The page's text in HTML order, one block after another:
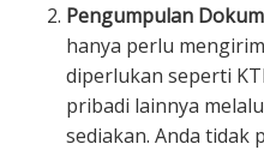
Pengumpulan
hanya perlu
diperlukan seperti
pribadi lainnya
sediakan. Anda